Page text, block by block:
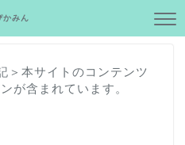
かみん
＞本サイトのコンテンツ
が含まれています。